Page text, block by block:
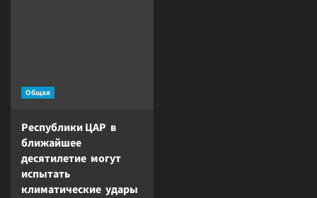
Общая
Республики ЦАР в
ближайшее
десятилетие могут
испытать
климатические удары